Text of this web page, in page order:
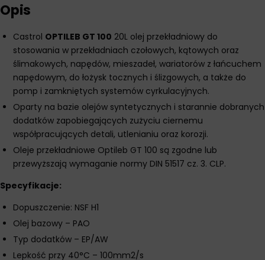
Opis
Castrol OPTILEB GT 100 20L olej przekładniowy do
stosowania w przekładniach czołowych, kątowych oraz
ślimakowych, napędów, mieszadeł, wariatorów z łańcuchem
napędowym, do łożysk tocznych i ślizgowych, a także do
pomp i zamkniętych systemów cyrkulacyjnych.
Oparty na bazie olejów syntetycznych i starannie dobranych
dodatków zapobiegających zużyciu ciernemu
współpracujących detali, utlenianiu oraz korozji.
Oleje przekładniowe Optileb GT 100 są zgodne lub
przewyższają wymaganie normy DIN 51517 cz. 3. CLP.
Specyfikacje:
Dopuszczenie: NSF H1
Olej bazowy – PAO
Typ dodatków – EP/AW
Lepkość przy 40°C – 100mm2/s